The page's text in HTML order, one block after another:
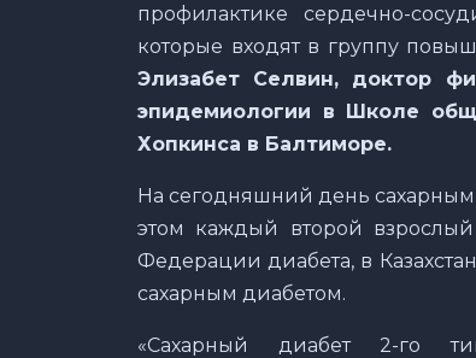
профилактике сердечно-
которые входят в группу
Элизабет Селвин, доктор
эпидемиологии в Школе
Хопкинса в Балтиморе.
На сегодняшний день
этом каждый второй
Федерации диабета, в
сахарным диабетом.
«Сахарный диабет 2-го